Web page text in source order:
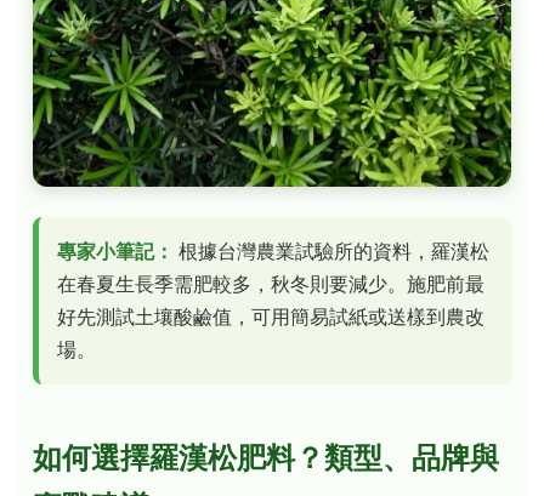
專家小筆記： 根據台灣農業試驗所的資料，羅漢松
在春夏生長季需肥較多，秋冬則要減少。施肥前最
好先測試土壤酸鹼值，可用簡易試紙或送樣到農改
場。
如何選擇羅漢松肥料？類型、品牌與